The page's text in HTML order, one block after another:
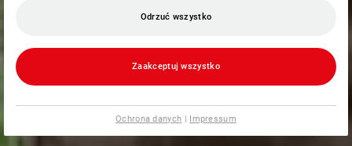
Odrzuć wszystko
Zaakceptuj wszystko
Ochrona danych | Impressum